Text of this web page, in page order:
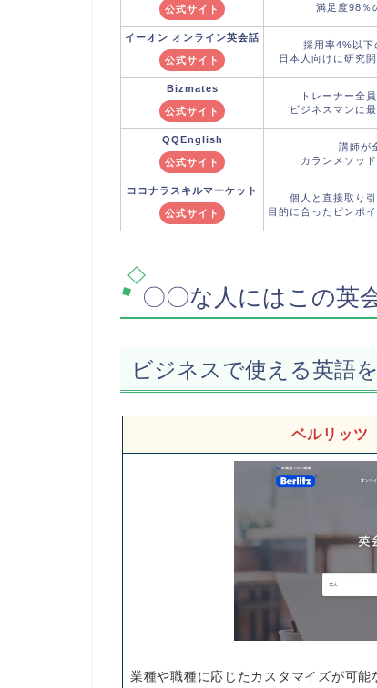
公式サイト
満足度98％
イーオン オンライン英会話
公式サイト
採用率4%以下
日本人向けに研究
Bizmates
公式サイト
トレーナー全
ビジネスマンに
QQEnglish
公式サイト
講師が
カランメソッ
ココナラ スキルマーケット
公式サイト
個人と直接取り
目的に合ったピンポ
〇〇な人にはこの英
ビジネスで使える英語
ベルリッツ
業種や職種に応じたカスタマイズが可